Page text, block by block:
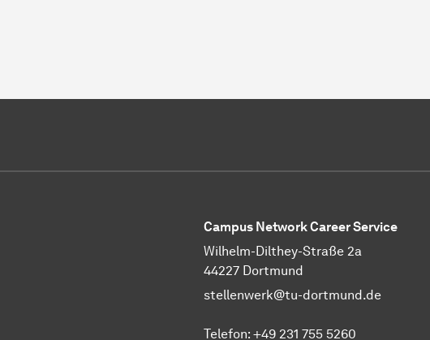
Campus Network Career Service
Wilhelm-Dilthey-Straße 2a
44227 Dortmund
stellenwerk@tu-dortmund.de
Telefon: +49 231 755 5260